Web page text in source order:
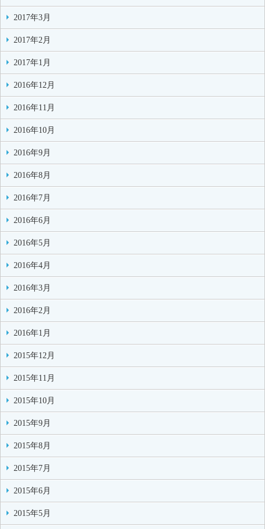
2017年3月
2017年2月
2017年1月
2016年12月
2016年11月
2016年10月
2016年9月
2016年8月
2016年7月
2016年6月
2016年5月
2016年4月
2016年3月
2016年2月
2016年1月
2015年12月
2015年11月
2015年10月
2015年9月
2015年8月
2015年7月
2015年6月
2015年5月